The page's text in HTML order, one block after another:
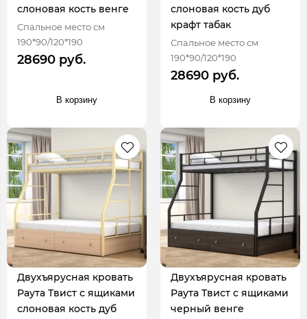
слоновая кость венге
Спальное место см
190*90/120*190
28690 руб.
В корзину
слоновая кость дуб
крафт табак
Спальное место см
190*90/120*190
28690 руб.
В корзину
Двухъярусная кровать
Раута Твист с ящиками
слоновая кость дуб
Двухъярусная кровать
Раута Твист с ящиками
черный венге